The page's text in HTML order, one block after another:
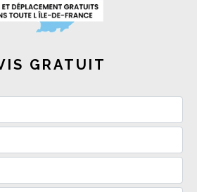
GRATUIT